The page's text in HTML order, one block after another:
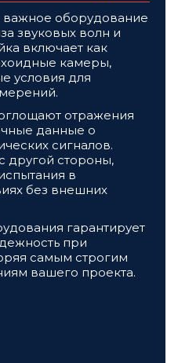
важное оборудование
звуковых волн и
включает как
камеры,
условия для
отражения
данные о
сигналов.
другой стороны,
в
без внешних
гарантирует
при
самым строгим
вашего проекта.